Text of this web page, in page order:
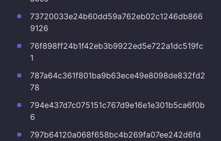
73720033e24b60dd59a762eb02c1246db866
9126
76f898ff24b1f42eb3b9922ed5e722a1dc519fc
1
787a64c361f801ba9b63ece49e8098de832fd2
78
794e437d7c075151c767d9e16e1e301b5ca6f0b
6
797b64120a068f658bc4b269fa07ee242d6fd